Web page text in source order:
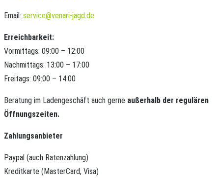
Email: service@venari-jagd.de
Erreichbarkeit:
Vormittags: 09:00 – 12:00
Nachmittags: 13:00 – 17:00
Freitags: 09:00 – 14:00
Beratung im Ladengeschäft auch gerne außerhalb der regulären
Öffnungszeiten.
Zahlungsanbieter
Paypal (auch Ratenzahlung)
Kreditkarte (MasterCard, Visa)